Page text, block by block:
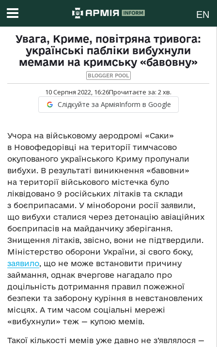
EN
Увага, Криме, повітряна тривога:
українські пабліки вибухнули
мемами на кримську «бавовну»
BLOGGER POOL
10 Серпня 2022, 16:26Прочитаєте за: 2хв.
Слідкуйте за АрміяInform в Google
Учора на військовому аеродромі «Саки»
в Новофедорівці на території тимчасово
окупованого українського Криму пролунали
вибухи. В результаті виникнення «бавовни»
на території військового містечка було
ліквідовано 9 російських літаків та склади
з боєприпасами. У міноборони росії заявили,
що вибухи сталися через детонацію авіаційних
боєприпасів на майданчику зберігання.
Знищення літаків, звісно, вони не підтвердили.
Міністерство оборони України, зі свого боку,
заявило, що не може встановити причину
займання, однак вчергове нагадало про
доцільність дотримання правил пожежної
безпеки та заборону куріння в невстановлених
місцях. А тим часом соціальні мережі
«вибухнули» теж — купою мемів.
Такої кількості мемів уже давно не з’являлося —